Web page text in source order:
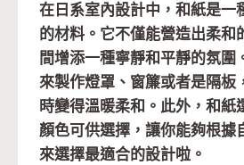
在日系室內設計中，和紙是一
的材料。它不僅能營造出柔和
間增添一種寧靜和平靜的氛圍
來製作燈罩、窗簾或者是隔板
時變得溫暖柔和。此外，和紙
顏色可供選擇，讓你能夠根據
來選擇最適合的設計啦。